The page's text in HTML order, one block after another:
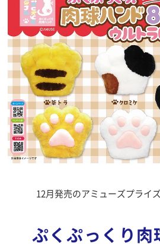
12月発売のアミューズプライ
ぷくぷっくり肉